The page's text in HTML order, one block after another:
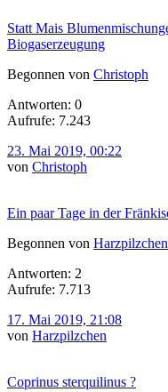
Statt Mais
Biogaserzeugung
Begonnen von Christoph
Antworten: 0
Aufrufe: 7.243
23. Mai 2019, 00:22
von Christoph
Ein paar Tage in der
Begonnen von Harzpilzchen
Antworten: 2
Aufrufe: 7.713
17. Mai 2019, 21:08
von Harzpilzchen
Coprinus sterquilinus ?